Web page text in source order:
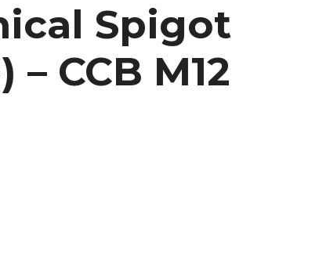
Spigot
CCB M12